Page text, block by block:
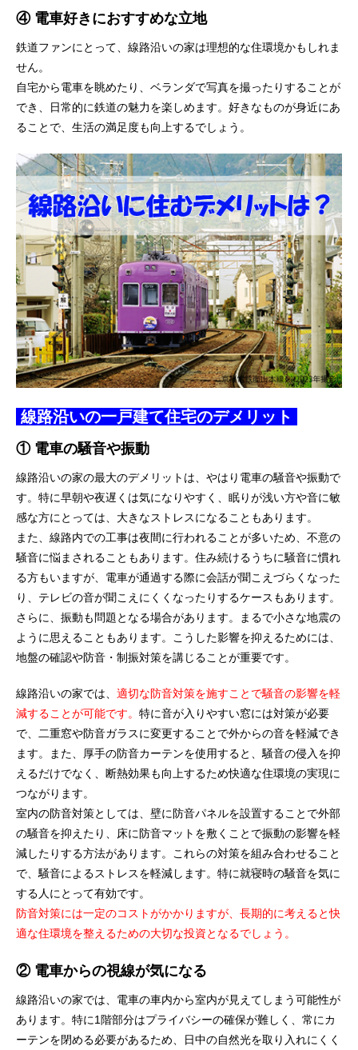
④ 電車好きにおすすめな立地
鉄道ファンにとって、線路沿いの家は理想的な住環境かもしれま
せん。
自宅から電車を眺めたり、ベランダで写真を撮ったりすることが
でき、日常的に鉄道の魅力を楽しめます。好きなものが身近にあ
ることで、生活の満足度も向上するでしょう。
線路沿いの一戸建て住宅のデメリット
① 電車の騒音や振動
線路沿いの家の最大のデメリットは、やはり電車の騒音や振動で
す。特に早朝や夜遅くは気になりやすく、眠りが浅い方や音に敏
感な方にとっては、大きなストレスになることもあります。
また、線路内での工事は夜間に行われることが多いため、不意の
騒音に悩まされることもあります。住み続けるうちに騒音に慣れ
る方もいますが、電車が通過する際に会話が聞こえづらくなった
り、テレビの音が聞こえにくくなったりするケースもあります。
さらに、振動も問題となる場合があります。まるで小さな地震の
ように思えることもあります。こうした影響を抑えるためには、
地盤の確認や防音・制振対策を講じることが重要です。
線路沿いの家では、適切な防音対策を施すことで騒音の影響を軽
減することが可能です。特に音が入りやすい窓には対策が必要
で、二重窓や防音ガラスに変更することで外からの音を軽減でき
ます。また、厚手の防音カーテンを使用すると、騒音の侵入を抑
えるだけでなく、断熱効果も向上するため快適な住環境の実現に
つながります。
室内の防音対策としては、壁に防音パネルを設置することで外部
の騒音を抑えたり、床に防音マットを敷くことで振動の影響を軽
減したりする方法があります。これらの対策を組み合わせること
で、騒音によるストレスを軽減します。特に就寝時の騒音を気に
する人にとって有効です。
防音対策には一定のコストがかかりますが、長期的に考えると快
適な住環境を整えるための大切な投資となるでしょう。
② 電車からの視線が気になる
線路沿いの家では、電車の車内から室内が見えてしまう可能性が
あります。特に1階部分はプライバシーの確保が難しく、常にカ
ーテンを閉める必要があるため、日中の自然光を取り入れにくく